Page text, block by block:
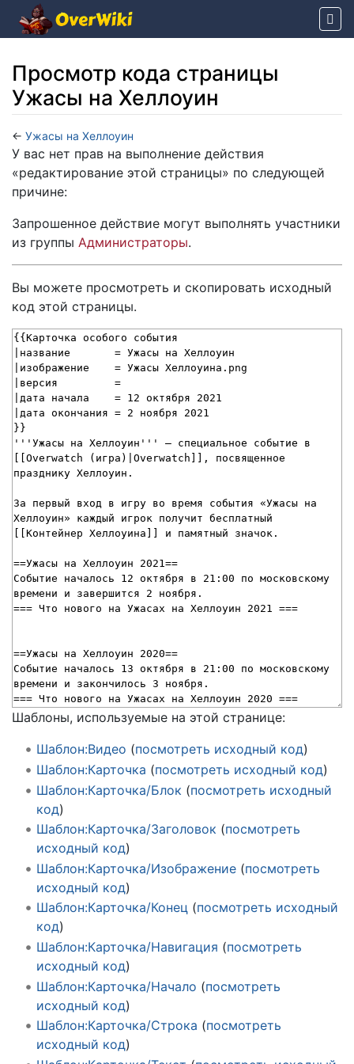
Просмотр кода страницы
Ужасы на Хеллоуин
← Ужасы на Хеллоуин
Перейти к:навигация,поиск
У вас нет прав на выполнение действия
«редактирование этой страницы» по следующей
причине:
Запрошенное действие могут выполнять участники
из группы Администраторы.
Вы можете просмотреть и скопировать исходный
код этой страницы.
Шаблоны, используемые на этой странице:
Шаблон:Видео (посмотреть исходный код)
Шаблон:Карточка (посмотреть исходный код)
Шаблон:Карточка/Блок (посмотреть исходный
код)
Шаблон:Карточка/Заголовок (посмотреть
исходный код)
Шаблон:Карточка/Изображение(посмотреть
исходный код)
Шаблон:Карточка/Конец(посмотреть исходный
код)
Шаблон:Карточка/Навигация (посмотреть
исходный код)
Шаблон:Карточка/Начало (посмотреть
исходный код)
Шаблон:Карточка/Строка (посмотреть
исходный код)